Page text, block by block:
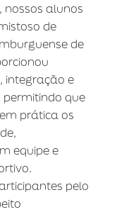
nossos alunos
de
de
integração e
que
prática os
equipe e
pelo